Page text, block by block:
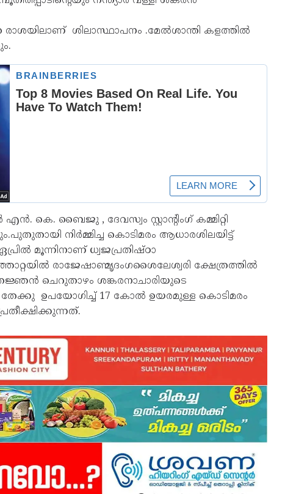
ശിലാസ്ഥാപനം .മേൽശാന്തി കളത്തിൽ
കെ. ബൈജു , ദേവസ്വം സ്റ്റാൻ്റിംഗ് കമ്മിറ്റി
നിർമ്മിച്ച കൊടിമരം ആധാരശിലയിട്ട്
മൂന്നിനാണ് ധ്വജപ്രതിഷ്ഠാ
രാജേഷാണ്മൃദംഗശൈലേശ്വരി ക്ഷേത്രത്തിൽ
ചെറുതാഴം ശങ്കരനാചാരിയുടെ
തേക്കു ഉപയോഗിച്ച് 17 കോൽ ഉയരമുള്ള കൊടിമരം